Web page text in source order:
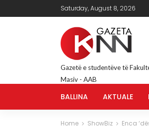
Saturday, August 8, 2026
Gazetë e studentëve të
Masiv - AAB
BALLINA AKTUALE
Home ShowBiz Enca